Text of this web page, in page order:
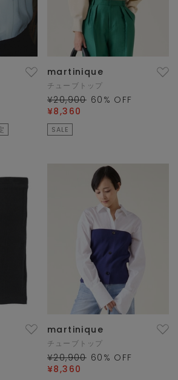
martinique
チューブトップ
¥20,900 60 % OFF
¥8,360
SALE
martinique
チューブトップ
¥20,900 60 % OFF
¥8,360